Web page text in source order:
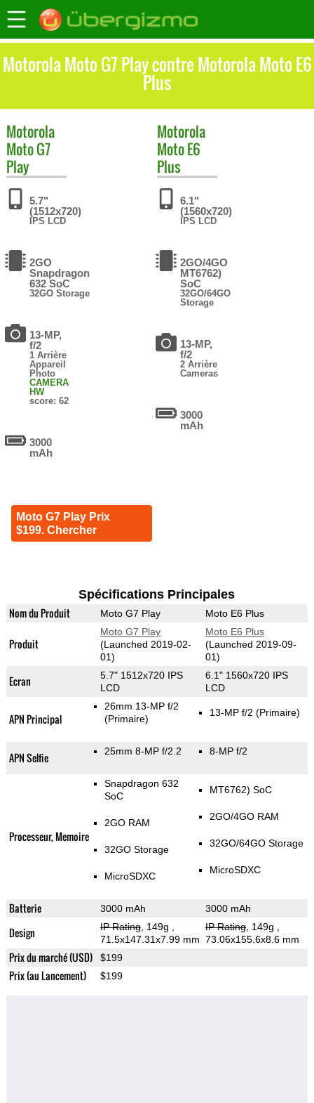
Motorola Moto G7 Play contre Motorola Moto E6
Plus
Motorola
Moto G7
Play
5.7"
(1512x720)
IPS LCD
2GO
Snapdragon
632 SoC
32GO Storage
13-MP,
f/2
1 Arrière
Appareil
Photo
CAMERA
HW
score: 62
3000
mAh
Moto G7 Play Prix
$199. Chercher
Motorola
Moto E6
Plus
6.1"
(1560x720)
IPS LCD
2GO/4GO
MT6762)
SoC
32GO/64GO
Storage
13-MP,
f/2
2 Arrière
Cameras
3000
mAh
Spécifications Principales
Nom du Produit Moto G7 Play Moto E6 Plus
Produit
Moto G7 Play
(Launched 2019-02-
01)
Moto E6 Plus
(Launched 2019-09-
01)
Ecran
5.7" 1512x720 IPS
LCD
6.1" 1560x720 IPS
LCD
APN Principal
26mm 13-MP f/2
(Primaire)
13-MP f/2 (Primaire)
APN Selfie 25mm 8-MP f/2.2 8-MP f/2
Processeur, Memoire
Snapdragon 632
SoC
2GO RAM
32GO Storage
MicroSDXC
MT6762) SoC
2GO/4GO RAM
32GO/64GO Storage
MicroSDXC
Batterie 3000 mAh 3000 mAh
Design IP Rating, 149g
71.5x147.31x7.99 mm
IP Rating, 149g
73.06x155.6x8.6 mm
Prix du marché (USD) $199
Prix (au Lancement) $199